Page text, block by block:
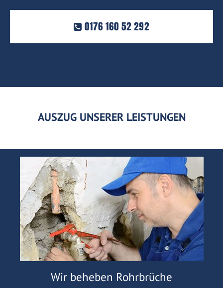
0176 160 52 292
AUSZUG UNSERER LEISTUNGEN
Wir beheben Rohrbrüche